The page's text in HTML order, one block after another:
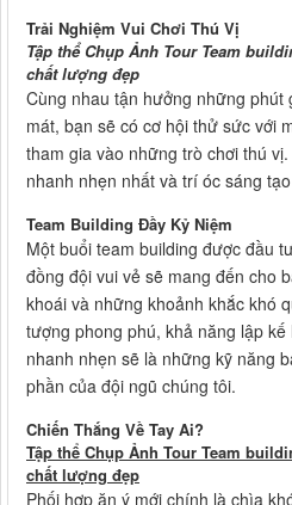
Trải Nghiệm Vui Chơi Thú Vị
Tập thể Chụp Ảnh Tour Team
chất lượng đẹp
Cùng nhau tận hưởng những phút
mát, bạn sẽ có cơ hội thử sức với
tham gia vào những trò chơi thú
nhanh nhẹn nhất và trí óc sáng
Team Building Đầy Kỷ Niệm
Một buổi team building được đầu
đồng đội vui vẻ sẽ mang đến cho
khoái và những khoảnh khắc khó
tượng phong phú, khả năng lập
nhanh nhẹn sẽ là những kỹ năng
phần của đội ngũ chúng tôi.
Chiến Thắng Về Tay Ai?
Tập thể Chụp Ảnh Tour Team
chất lượng đẹp
Phối hợp ăn ý mới chính là chìa